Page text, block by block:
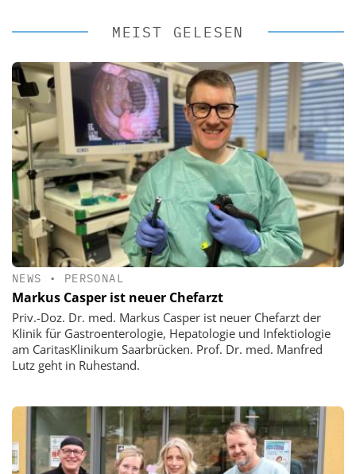
MEIST GELESEN
NEWS • PERSONAL
Markus Casper ist neuer Chefarzt
Priv.-Doz. Dr. med. Markus Casper ist neuer Chefarzt der
Klinik für Gastroenterologie, Hepatologie und Infektiologie
am CaritasKlinikum Saarbrücken. Prof. Dr. med. Manfred
Lutz geht in Ruhestand.